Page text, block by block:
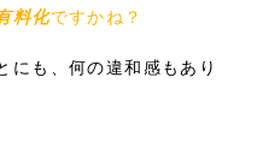
料化ですかね？
にも、何の違和感もあり